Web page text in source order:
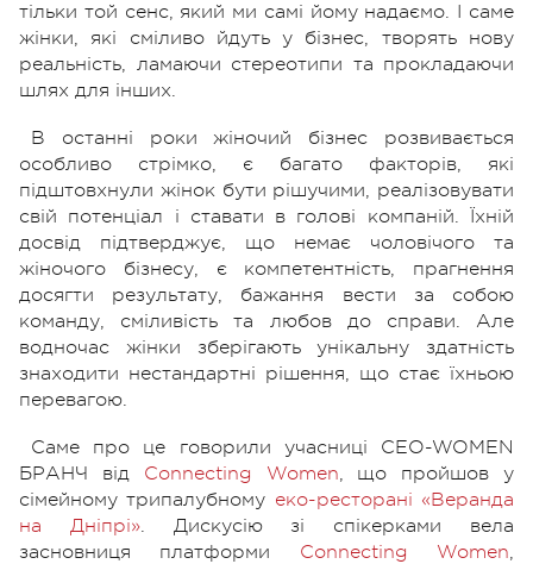
тільки той сенс, який ми самі йому надаємо. І саме
жінки, які сміливо йдуть у бізнес, творять нову
реальність, ламаючи стереотипи та прокладаючи
шлях для інших.
В останні роки жіночий бізнес розвивається
особливо стрімко, є багато факторів, які
підштовхнули жінок бути рішучими, реалізовувати
свій потенціал і ставати в голові компаній. Їхній
досвід підтверджує, що немає чоловічого та
жіночого бізнесу, є компетентність, прагнення
досягти результату, бажання вести за собою
команду, сміливість та любов до справи. Але
водночас жінки зберігають унікальну здатність
знаходити нестандартні рішення, що стає їхньою
перевагою.
Саме про це говорили учасниці CEO-WOMEN
БРАНЧ від Connecting Women, що пройшов у
сімейному трипалубному еко-ресторані «Веранда
на Дніпрі». Дискусію зі спікерками вела
засновниця платформи Connecting Women,